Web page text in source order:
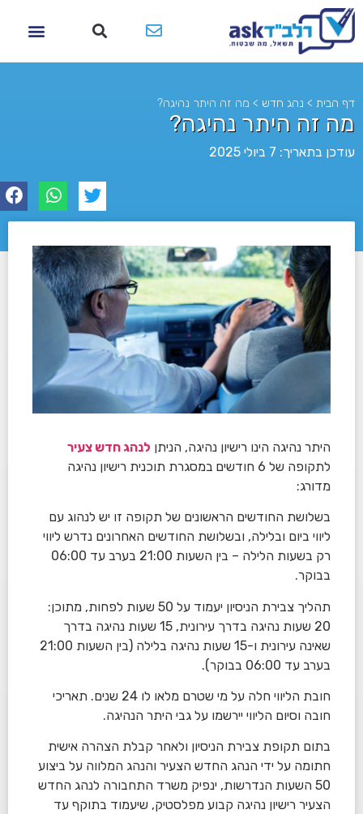
דף הבית > נהג חדש > מה זה היתר נהיגה?
מה זה היתר נהיגה?
עודכן בתאריך: 7 ביולי 2025
היתר נהיגה הינו רישיון נהיגה, הניתן לנהג חדש צעיר
לתקופה של 6 חודשים
במסגרת תוכנית רישיון נהיגה
מדורג:
בשלושת החודשים הראשונים של תקופה זו יש לנהוג עם
ליווי ביום ובלילה, ובשלושת החודשים האחרונים נדרש ליווי
רק בשעות הלילה – בין השעות 21:00 בערב עד 06:00
בבוקר.
תהליך צבירת הניסיון יעמוד על 50 שעות לפחות, מתוכן:
20 שעות נהיגה בדרך עירונית, 15 שעות נהיגה בדרך
שאינה עירונית ו-15 שעות נהיגה בלילה (בין השעות 21:00
בערב עד 06:00 בבוקר).
חובת הליווי חלה על מי שטרם מלאו לו 24 שנים. תאריכי
חובה וסיום הליווי יירשמו על גבי היתר הנהיגה.
בתום תקופת צבירת הניסיון ולאחר קבלת הצהרה אישית
חתומה על ידי הנהג החדש הצעיר והנהג המלווה על ביצוע
50 השעות הנדרשות, ינפיק משרד התחבורה לנהג החדש
הצעיר רישיון נהיגה קבוע מפלסטיק, שיעמוד בתוקף עד